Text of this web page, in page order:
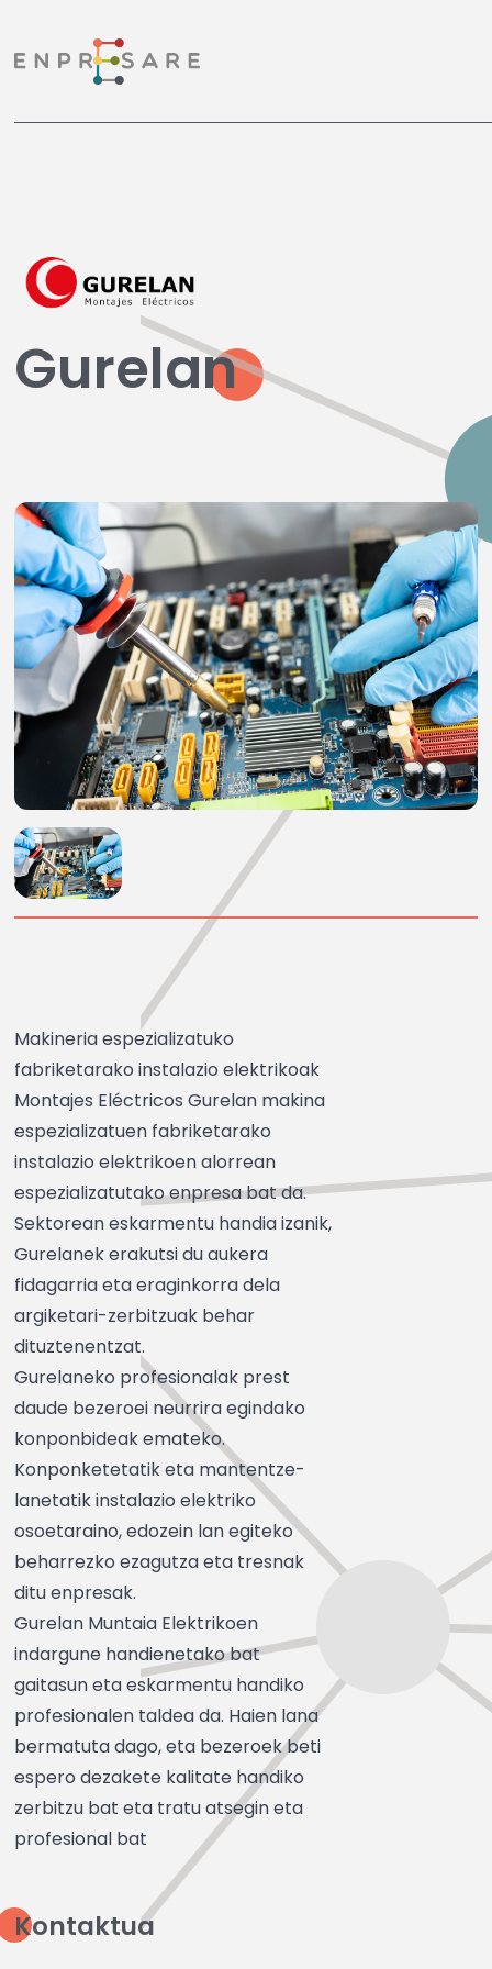
Gurelan
Makineria espezializatuko
fabriketarako instalazio elektrikoak
Montajes Eléctricos Gurelan makina
espezializatuen fabriketarako
instalazio elektrikoen alorrean
espezializatutako enpresa bat da.
Sektorean eskarmentu handia izanik,
Gurelanek erakutsi du aukera
fidagarria eta eraginkorra dela
argiketari-zerbitzuak behar
dituztenentzat.
Gurelaneko profesionalak prest
daude bezeroei neurrira egindako
konponbideak emateko.
Konponketetatik eta mantentze-
lanetatik instalazio elektriko
osoetaraino, edozein lan egiteko
beharrezko ezagutza eta tresnak
ditu enpresak.
Gurelan Muntaia Elektrikoen
indargune handienetako bat
gaitasun eta eskarmentu handiko
profesionalen taldea da. Haien lana
bermatuta dago, eta bezeroek beti
espero dezakete kalitate handiko
zerbitzu bat eta tratu atsegin eta
profesional bat
Kontaktua